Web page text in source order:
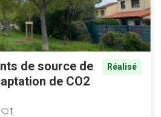
de source de
de CO2
Réalisé
1